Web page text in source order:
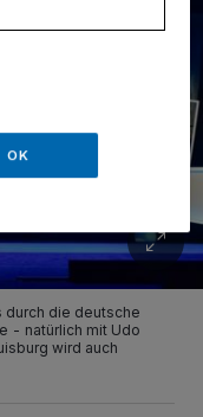
durch die deutsche
- natürlich mit Udo
wird auch
OK